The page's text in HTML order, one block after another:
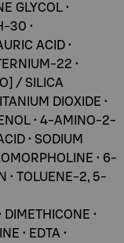
GLYCOL •
30 •
ACID •
22 •
/ SILICA
DIOXIDE •
• 4-AMINO-2-
• SODIUM
• 6-
• TOLUENE-2, 5-
•
• EDTA •